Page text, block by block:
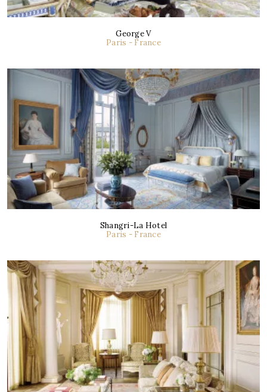
George V
Paris - France
Shangri-La Hotel
Paris - France